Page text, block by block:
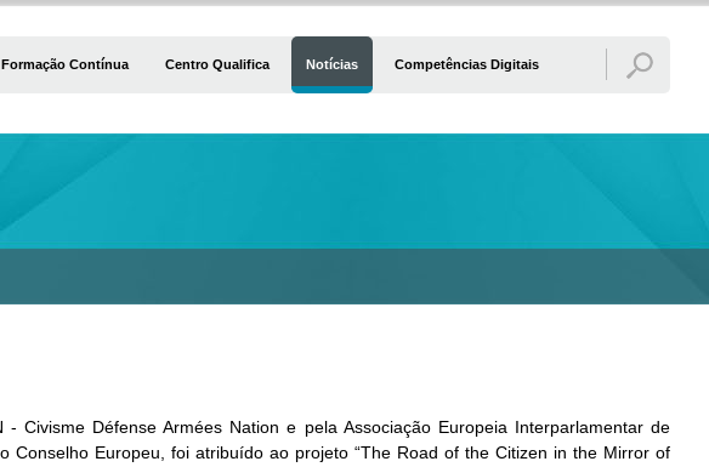
Formação Contínua Centro Qualifica Notícias Competências Digitais
Défense Armées Nation e pela Associação Europeia Interparlamentar de
Europeu, foi atribuído ao projeto “The Road of the Citizen in the Mirror of